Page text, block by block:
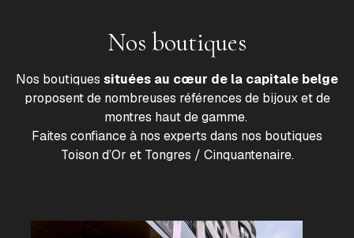
Nos boutiques
Nos boutiques situées au cœur de la capitale belge
proposent de nombreuses références de bijoux et de
montres haut de gamme.
Faites confiance à nos experts dans nos boutiques
Toison d’Or et Tongres / Cinquantenaire.